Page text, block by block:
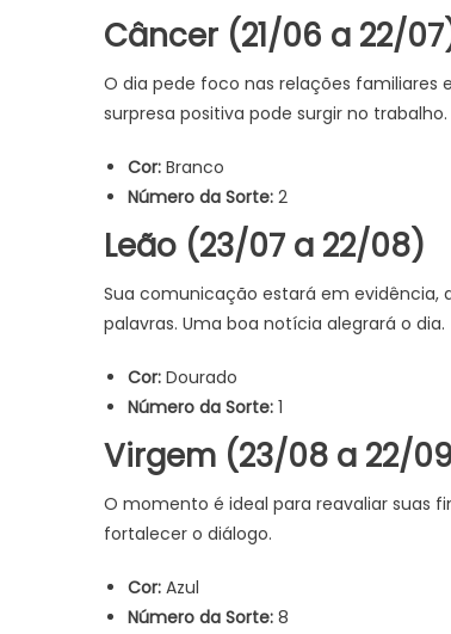
Câncer (21/06 a 22/
O dia pede foco nas relações familiares
surpresa positiva pode surgir no trabalho.
Cor: Branco
Número da Sorte: 2
Leão (23/07 a 22/08)
Sua comunicação estará em evidência,
palavras. Uma boa notícia alegrará o dia.
Cor: Dourado
Número da Sorte: 1
Virgem (23/08 a 22/
O momento é ideal para reavaliar suas
fortalecer o diálogo.
Cor: Azul
Número da Sorte: 8